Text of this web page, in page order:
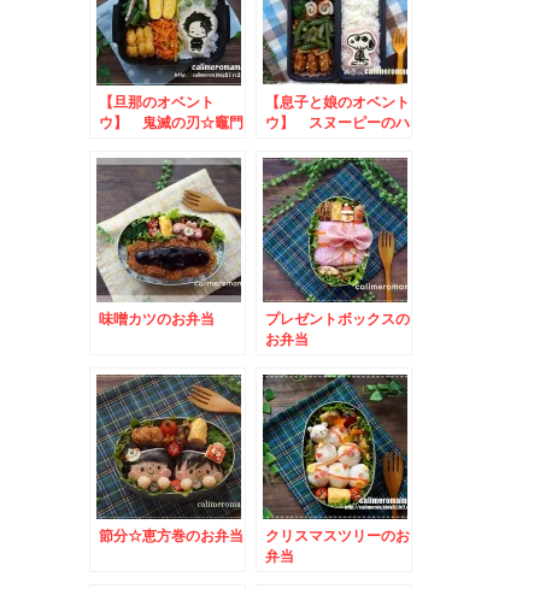
【旦那のオベント
ウ】 鬼滅の刃☆竈門
【息子と娘のオベント
ウ】 スヌーピーのハ
味噌カツのお弁当
プレゼントボックスの
お弁当
節分☆恵方巻のお弁当
クリスマスツリーのお
弁当